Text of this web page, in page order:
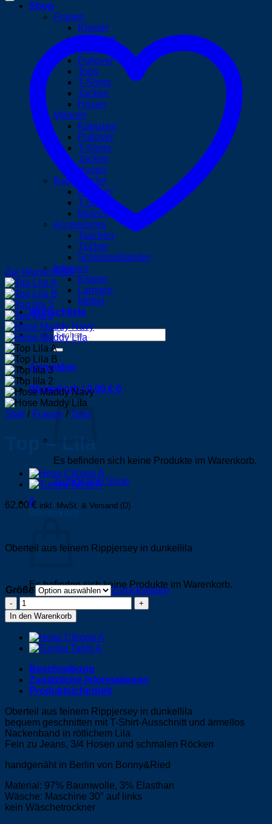
Shop
Frauen
Kleider
Kapuzen
Röcke
Pullover
Tops
T-Shirts
Jacken
Hosen
Männer
Kapuzen
Pullover
T-Shirts
Jacken
Hosen
Baby/Kinder
Pullover
T-Shirts
Mützen
Accessoires
Taschen
Tücher
Schlüsselbänder
Interieur
Kissen
Lampen
Möbel
Wunschliste
Suchen
nach:
Anmelden
Warenkorb /0,00 € 0
Es befinden sich keine Produkte im Warenkorb.
Zurück zum Shop
0
Es befinden sich keine Produkte im Warenkorb.
Zur Wunschliste
Start / Frauen / Tops
Top – Lila
62,00€ inkl. MwSt. & Versand (D)
Oberteil aus feinem Rippjersey in dunkellila
Größe
Zurücksetzen
Top
-
Lila
Menge
In den Warenkorb
Beschreibung
Zusätzliche Informationen
Produktsicherheit
Oberteil aus feinem Rippjersey in dunkellila
bequem geschnitten mit T-Shirt-Ausschnitt und ärmellos
Nackenband in rötlichem Lila
Fein zu Jeans, 3/4 Hosen und schmalen Röcken
handgenäht in Berlin von Bonny&Ried
Material: 97% Baumwolle, 3% Elasthan
Wäsche: Maschine 30° auf links
kein Wäschetrockner